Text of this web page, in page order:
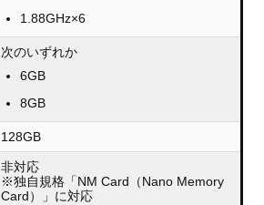
1.88GHz×6
次のいずれか
6GB
8GB
128GB
非対応
※独自規格「NM Card（Nano Memory
Card）」に対応